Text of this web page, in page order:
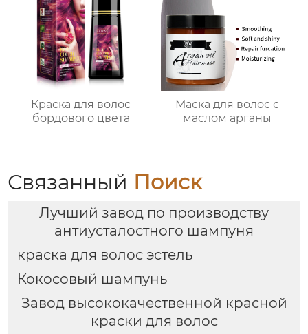
Краска для волос
бордового цвета
Маска для волос с
маслом арганы
Связанный Поиск
Лучший завод по производству
антиусталостного шампуня
краска для волос эстель
Кокосовый шампунь
Завод высококачественной красной
краски для волос